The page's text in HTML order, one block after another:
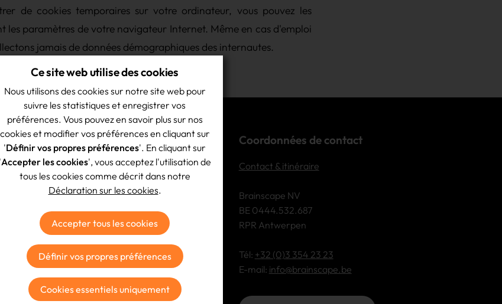
de cookies temporaires sur votre ordinateur, vous pouvez les
les paramètres de votre navigateur Internet. Même en cas d'emploi
jamais de données démographiques des internautes.
Lien rapide
Services
Collectes
Fonctionnement
Centre de connaissances
Contact
Coordonnées de contact
Contact & itinéraire
Brainscape NV
BE 0444.532.687
RPR Antwerpen
Tél: +32 (0)3 354 23 23
E-mail: info@brainscape.be
Ce site web utilise des cookies
Nous utilisons des cookies sur notre site web pour
suivre les statistiques et enregistrer vos
préférences. Vous pouvez en savoir plus sur nos
cookies et modifier vos préférences en cliquant sur
'Définir vos propres préférences'. En cliquant sur
'Accepter les cookies', vous acceptez l'utilisation de
tous les cookies comme décrit dans notre
Déclaration sur les cookies.
Accepter tous les cookies
Définir vos propres préférences
Cookies essentiels uniquement